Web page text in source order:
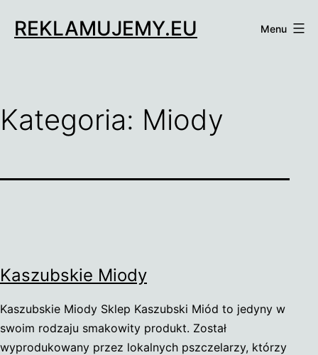
REKLAMUJEMY.EU Menu
Kategoria: Miody
Kaszubskie Miody
Kaszubskie Miody Sklep Kaszubski Miód to jedyny w
swoim rodzaju smakowity produkt. Został
wyprodukowany przez lokalnych pszczelarzy, którzy